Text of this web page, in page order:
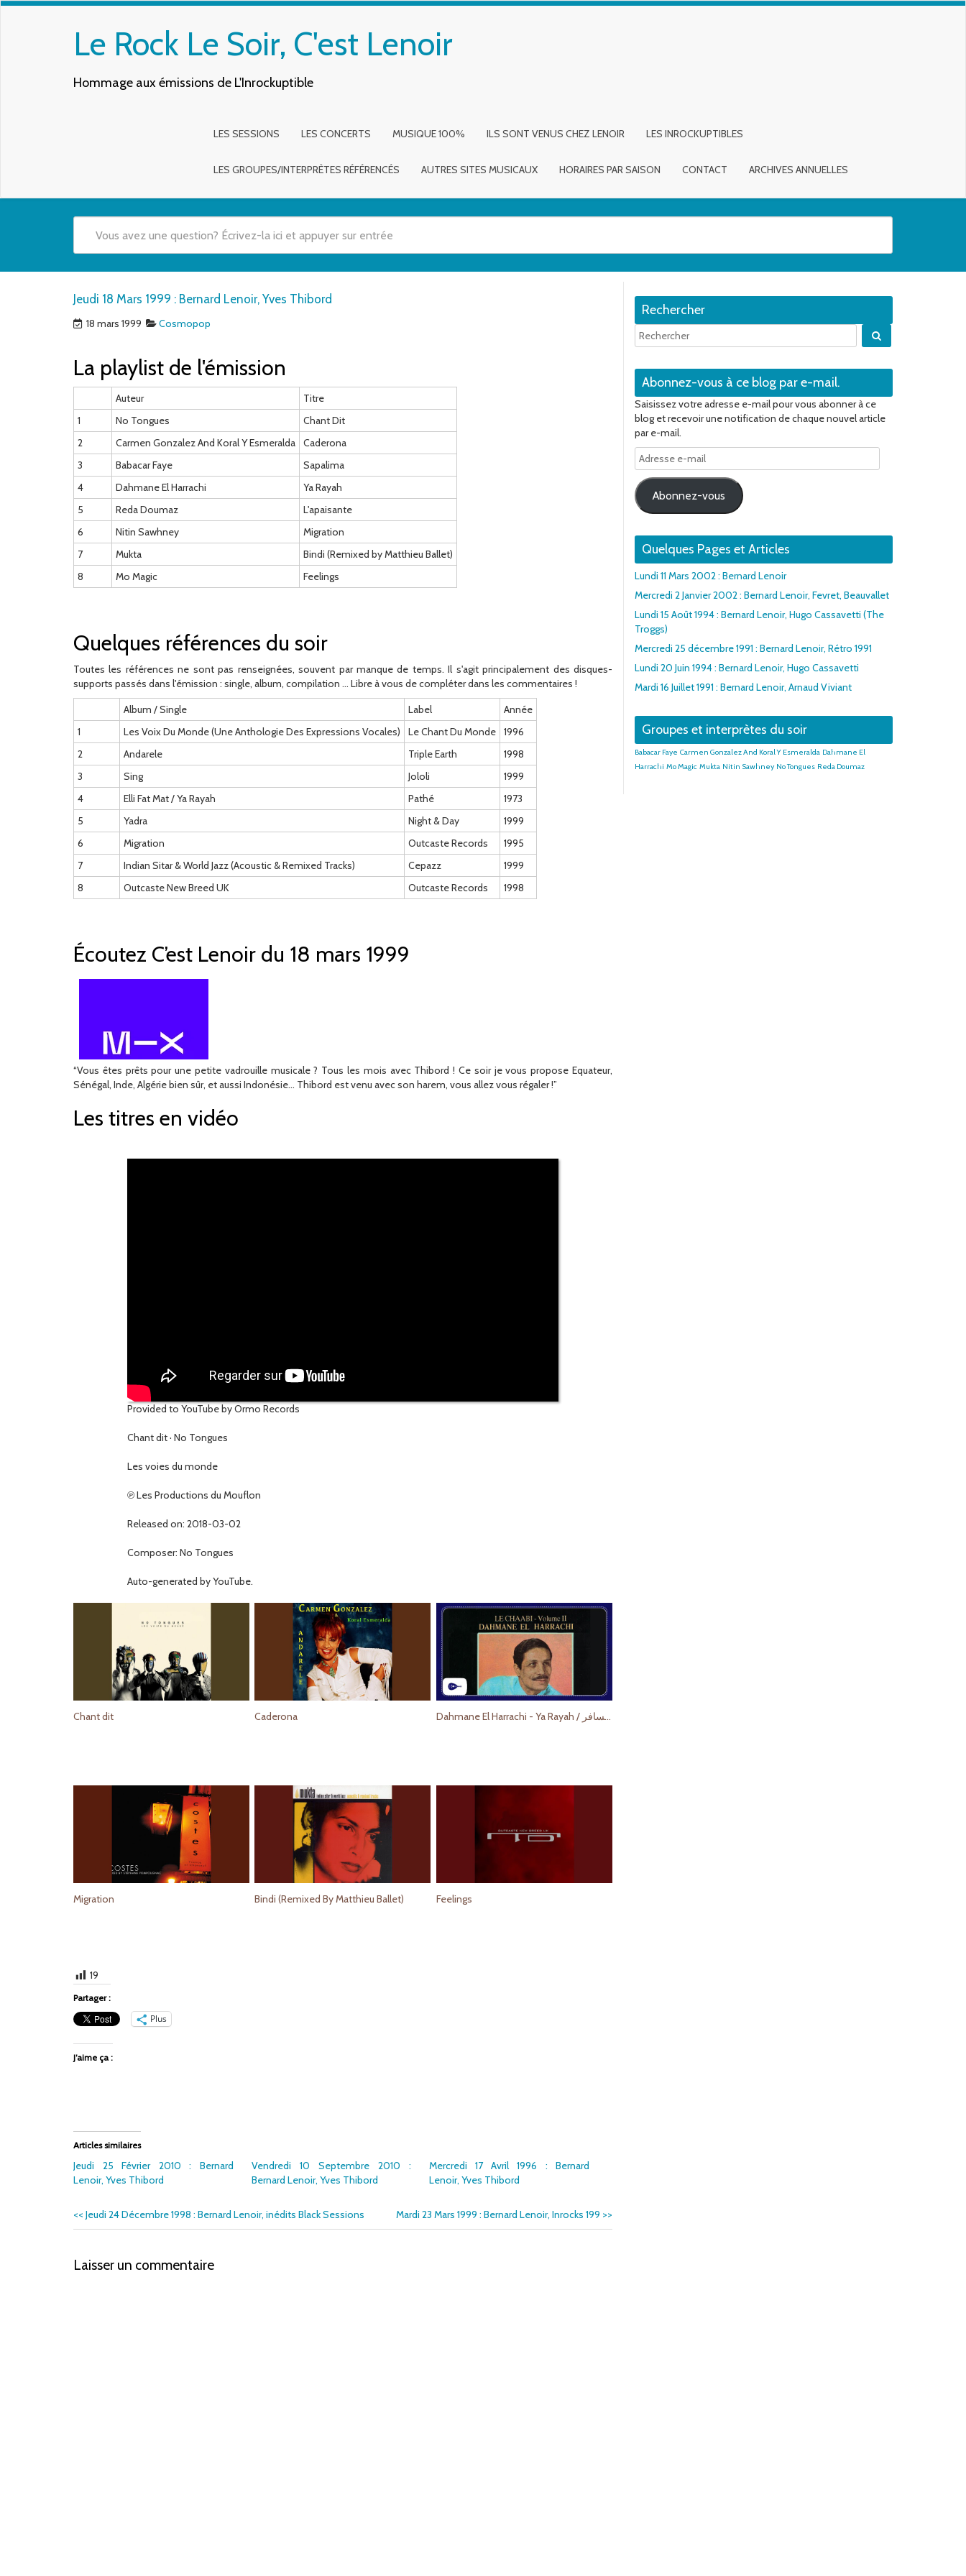
Le Rock Le Soir, C'est Lenoir
Hommage aux émissions de L'Inrockuptible
LES SESSIONS LES CONCERTS MUSIQUE 100% ILS SONT VENUS CHEZ LENOIR LES INROCKUPTIBLES
LES GROUPES/INTERPRÈTES RÉFÉRENCÉS AUTRES SITES MUSICAUX HORAIRES PAR SAISON CONTACT ARCHIVES ANNUELLES
Jeudi 18 Mars 1999 : Bernard Lenoir, Yves Thibord
18 mars 1999 Cosmopop
La playlist de l'émission
Auteur
Titre
1
No Tongues
Chant Dit
2
Carmen Gonzalez And Koral Y Esmeralda
Caderona
3
Babacar Faye
Sapalima
4
Dahmane El Harrachi
Ya Rayah
5
Reda Doumaz
L'apaisante
6
Nitin Sawhney
Migration
7
Mukta
Bindi (Remixed by Matthieu Ballet)
8
Mo Magic Feelings
Quelques références du soir
Toutes les références ne sont pas renseignées, souvent par manque de temps. Il s'agit principalement des disques-
supports passés dans l'émission : single, album, compilation ... Libre à vous de compléter dans les commentaires !
Album / Single
Label
Année
1
Les Voix Du Monde (Une Anthologie Des Expressions Vocales) Le Chant Du Monde
1996
2
Andarele Triple Earth
1998
3
Sing Jololi
1999
4
Elli Fat Mat / Ya Rayah Pathé
1973
5
Yadra Night & Day
1999
6
Migration Outcaste Records
1995
7
Indian Sitar & World Jazz (Acoustic & Remixed Tracks) Cepazz
1999
8
Outcaste New Breed UK Outcaste Records 1998
Écoutez C’est Lenoir du 18 mars 1999
“Vous êtes prêts pour une petite vadrouille musicale ? Tous les mois avec Thibord ! Ce soir je vous propose Equateur,
Sénégal, Inde, Algérie bien sûr, et aussi Indonésie… Thibord est venu avec son harem, vous allez vous régaler !”
Les titres en vidéo
Provided to YouTube by Ormo Records
Chant dit · No Tongues
Les voies du monde
℗ Les Productions du Mouflon
Released on: 2018-03-02
Composer: No Tongues
Auto-generated by YouTube.
Chant dit Caderona Dahmane El Harrachi - Ya Rayah / دحمان الحراشي - اغنية يا رايح وين مسافر
Migration Bindi (Remixed By Matthieu Ballet) Feelings
19
Partager :
Plus
J’aime ça :
Articles similaires
Jeudi 25 Février 2010 : Bernard
Lenoir, Yves Thibord
Vendredi 10 Septembre 2010 :
Bernard Lenoir, Yves Thibord
Mercredi 17 Avril 1996 : Bernard
Lenoir, Yves Thibord
<< Jeudi 24 Décembre 1998 : Bernard Lenoir, inédits Black Sessions Mardi 23 Mars 1999 : Bernard Lenoir, Inrocks 199 >>
Laisser un commentaire
Rechercher
Abonnez-vous à ce blog par e-mail.
Saisissez votre adresse e-mail pour vous abonner à ce
blog et recevoir une notification de chaque nouvel article
par e-mail.
Adresse
e-
mail
Abonnez-vous
Quelques Pages et Articles
Lundi 11 Mars 2002 : Bernard Lenoir
Mercredi 2 Janvier 2002 : Bernard Lenoir, Fevret, Beauvallet
Lundi 15 Août 1994 : Bernard Lenoir, Hugo Cassavetti (The
Troggs)
Mercredi 25 décembre 1991 : Bernard Lenoir, Rétro 1991
Lundi 20 Juin 1994 : Bernard Lenoir, Hugo Cassavetti
Mardi 16 Juillet 1991 : Bernard Lenoir, Arnaud Viviant
Groupes et interprètes du soir
Babacar Faye Carmen Gonzalez And Koral Y Esmeralda Dahmane El
Harrachi Mo Magic Mukta Nitin Sawhney No Tongues Reda Doumaz